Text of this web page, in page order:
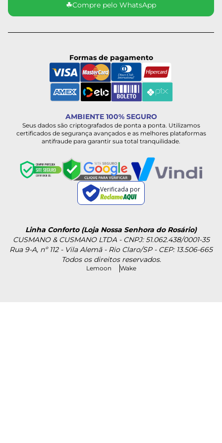
☘Compre pelo WhatsApp
Formas de pagamento
AMBIENTE 100% SEGURO
Seus dados são criptografados de ponta a ponta. Utilizamos
certificados de segurança avançados e as melhores plataformas
antifraude para garantir sua total tranquilidade.
Verificada por
Linha Conforto (Loja Nossa Senhora do Rosário)
CUSMANO & CUSMANO LTDA - CNPJ: 51.062.438/0001-35
Rua 9-A, nº 112 - Vila Alemã - Rio Claro/SP - CEP: 13.506-665
Todos os direitos reservados.
Lemoon Wake